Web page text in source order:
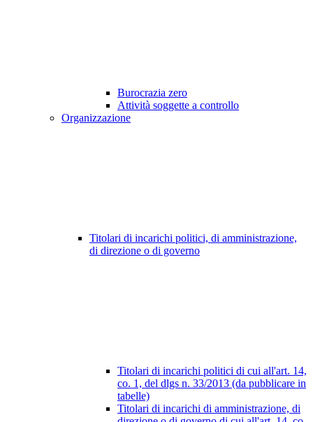
Burocrazia zero
Attività soggette a controllo
Organizzazione
Titolari di incarichi politici, di amministrazione,
di direzione o di governo
Titolari di incarichi politici di cui all'art. 14,
co. 1, del dlgs n. 33/2013 (da pubblicare in
tabelle)
Titolari di incarichi di amministrazione, di